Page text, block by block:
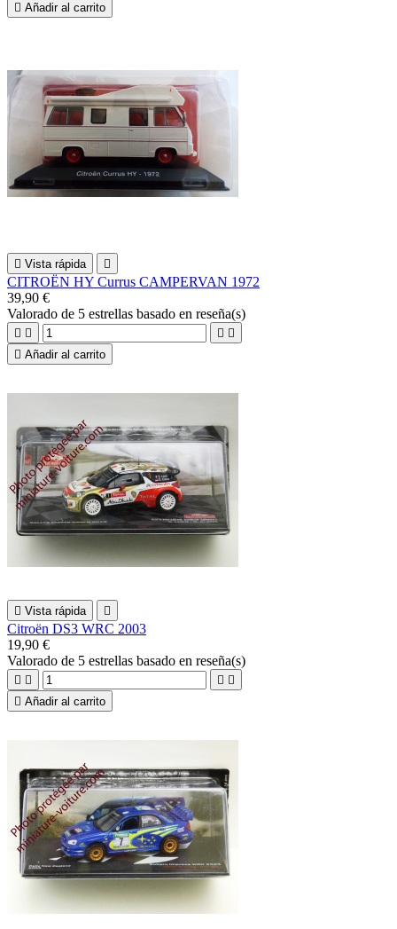
 Añadir al carrito
 Vista rápida 
CITROËN HY Currus CAMPERVAN 1972
39,90 €
Valorado de 5 estrellas basado en reseña(s)
   
 Añadir al carrito
 Vista rápida 
Citroën DS3 WRC 2003
19,90 €
Valorado de 5 estrellas basado en reseña(s)
   
 Añadir al carrito